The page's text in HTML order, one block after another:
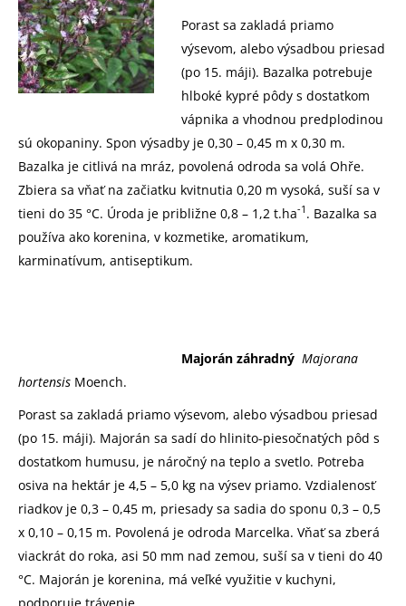
Porast sa zakladá priamo
výsevom, alebo výsadbou priesad
(po 15. máji). Bazalka potrebuje
hlboké kypré pôdy s dostatkom
vápnika a vhodnou predplodinou
sú okopaniny. Spon výsadby je 0,30 – 0,45 m x 0,30 m.
Bazalka je citlivá na mráz, povolená odroda sa volá Ohře.
Zbiera sa vňať na začiatku kvitnutia 0,20 m vysoká, suší sa v
tieni do 35 °C. Úroda je približne 0,8 – 1,2 t.ha-1 . Bazalka sa
používa ako korenina, v kozmetike, aromatikum,
karminatívum, antiseptikum.
Majorán záhradný Majorana
hortensis Moench.
Porast sa zakladá priamo výsevom, alebo výsadbou priesad
(po 15. máji). Majorán sa sadí do hlinito-piesočnatých pôd s
dostatkom humusu, je náročný na teplo a svetlo. Potreba
osiva na hektár je 4,5 – 5,0 kg na výsev priamo. Vzdialenosť
riadkov je 0,3 – 0,45 m, priesady sa sadia do sponu 0,3 – 0,5
x 0,10 – 0,15 m. Povolená je odroda Marcelka. Vňať sa zberá
viackrát do roka, asi 50 mm nad zemou, suší sa v tieni do 40
°C. Majorán je korenina, má veľké využitie v kuchyni,
podporuje trávenie.